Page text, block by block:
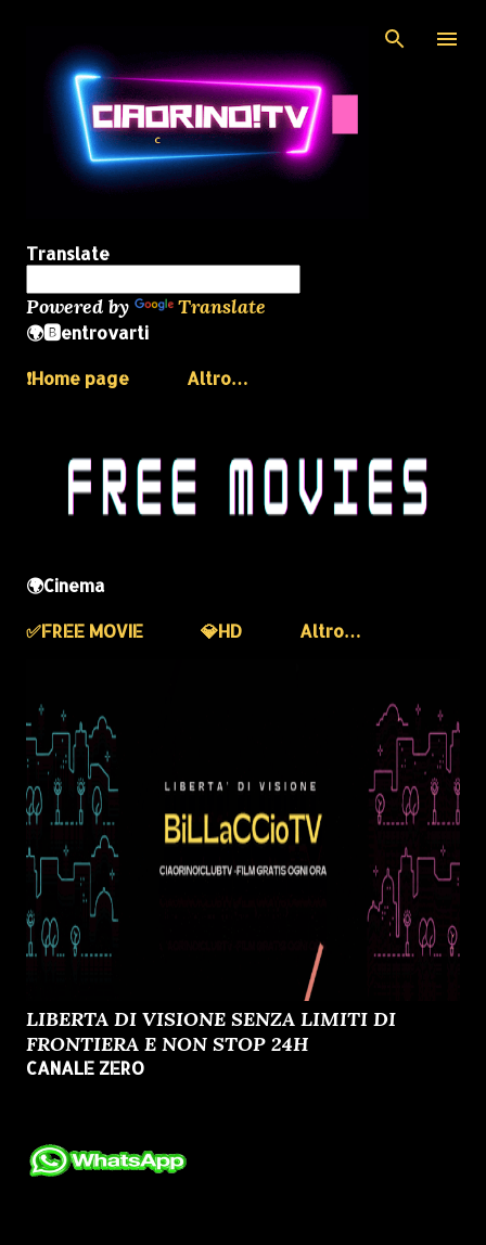
Translate
Powered by Translate
🌍🅱️entrovarti
❗️Home page
Altro…
🌍Cinema
✅️FREE MOVIE
💎HD Altro…
LIBERTA DI VISIONE SENZA LIMITI DI
FRONTIERA E NON STOP 24H
CANALE ZERO